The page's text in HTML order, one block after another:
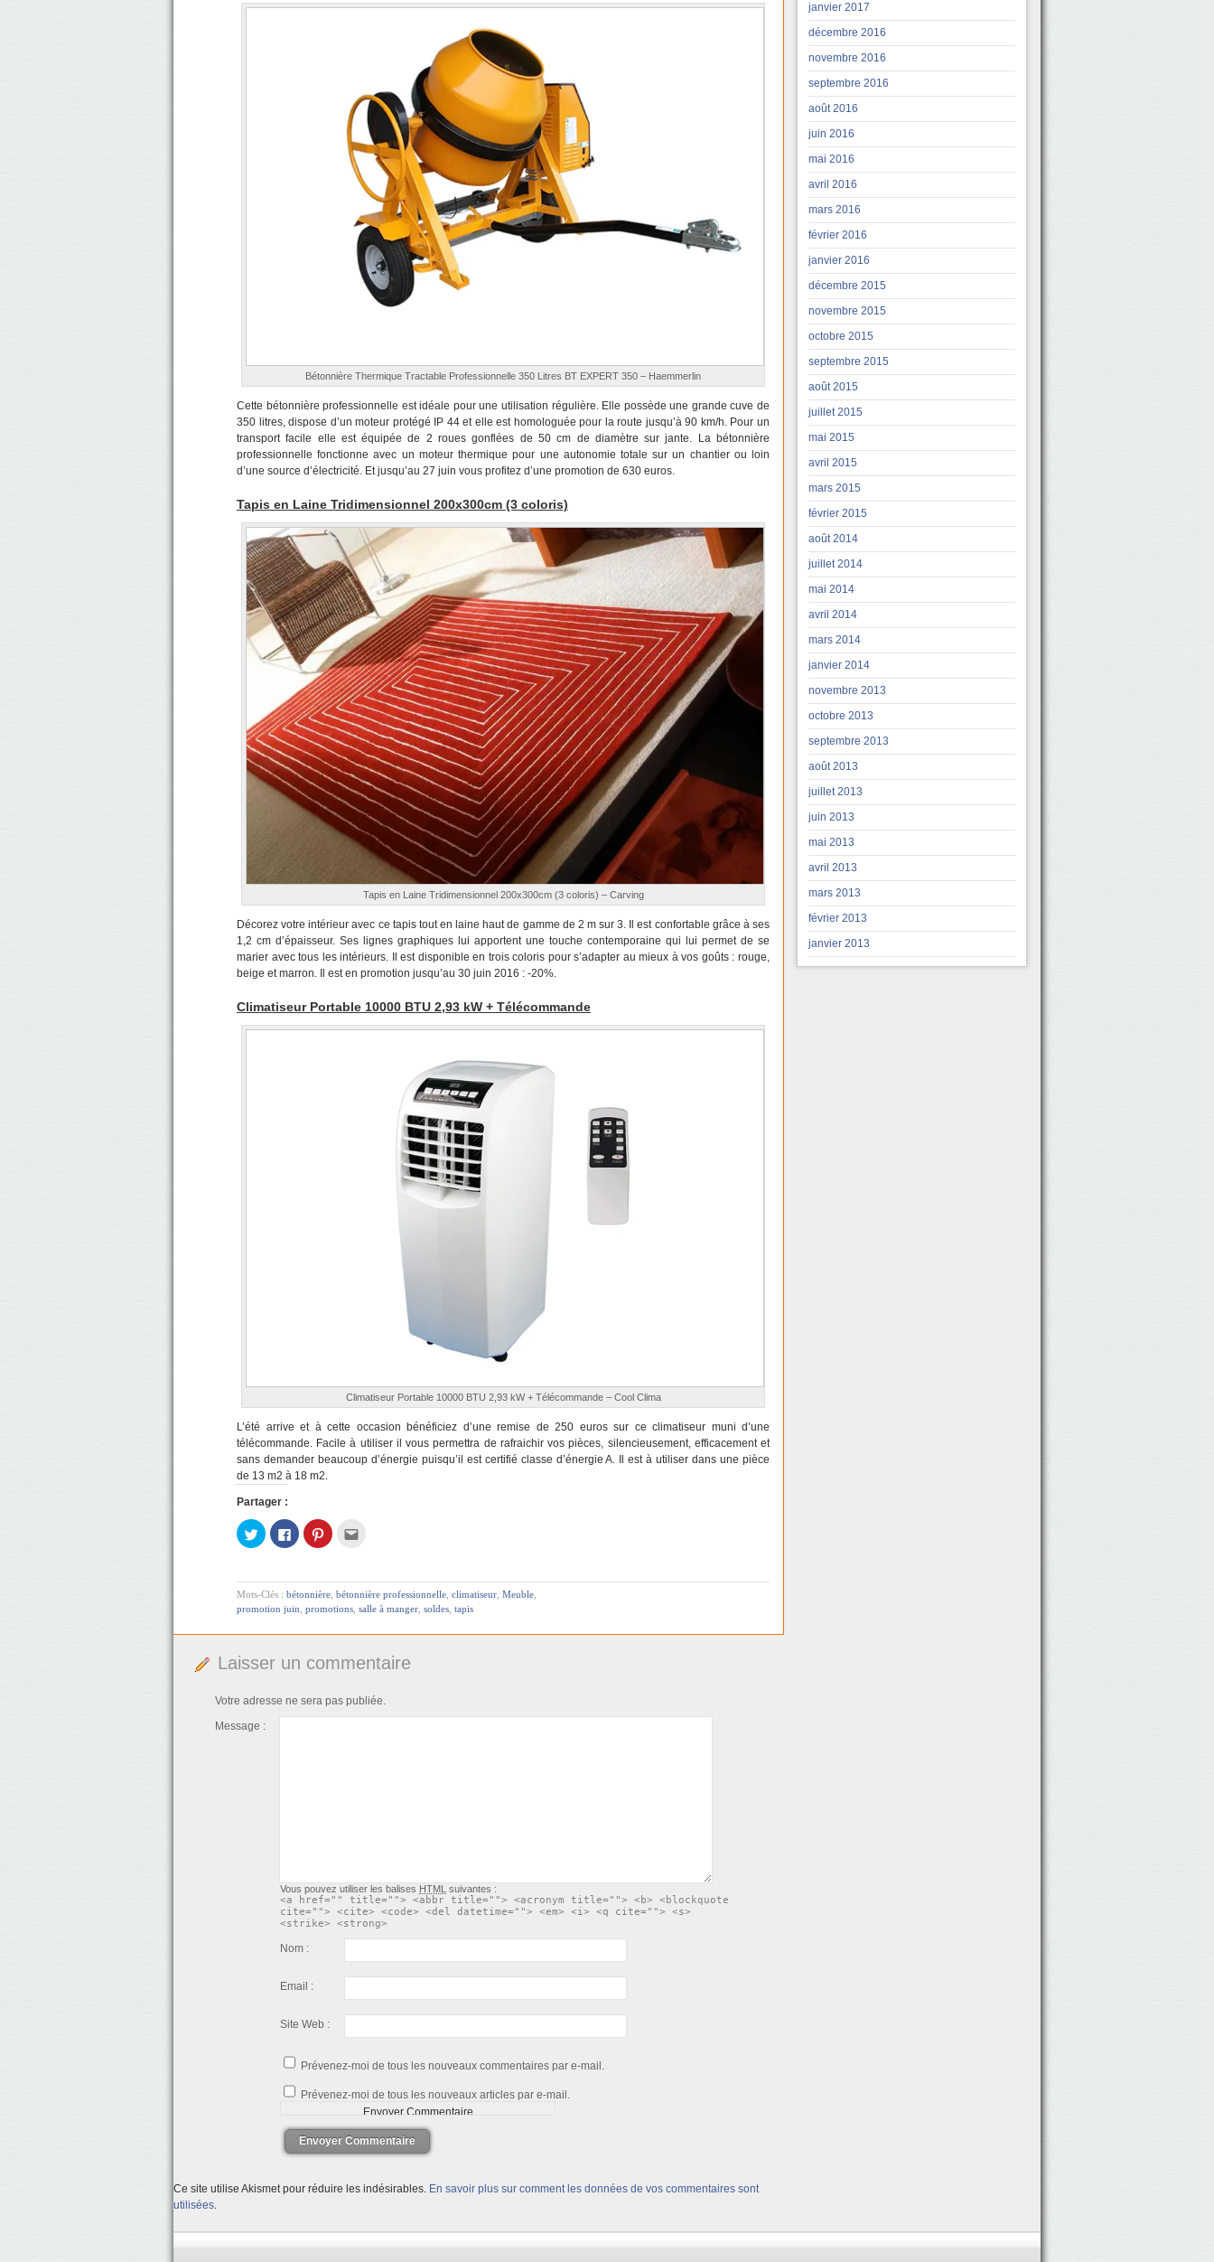
Bétonnière Thermique Tractable Professionnelle 350 Litres BT EXPERT 350 – Haemmerlin
Cette bétonnière professionnelle est idéale pour une utilisation régulière. Elle possède une grande cuve de
350 litres, dispose d’un moteur protégé IP 44 et elle est homologuée pour la route jusqu’à 90 km/h. Pour un
transport facile elle est équipée de 2 roues gonflées de 50 cm de diamètre sur jante. La bétonnière
professionnelle fonctionne avec un moteur thermique pour une autonomie totale sur un chantier ou loin
d’une source d’électricité. Et jusqu’au 27 juin vous profitez d’une promotion de 630 euros.
Tapis en Laine Tridimensionnel 200x300cm (3 coloris)
Tapis en Laine Tridimensionnel 200x300cm (3 coloris) – Carving
Décorez votre intérieur avec ce tapis tout en laine haut de gamme de 2 m sur 3. Il est confortable grâce à ses
1,2 cm d’épaisseur. Ses lignes graphiques lui apportent une touche contemporaine qui lui permet de se
marier avec tous les intérieurs. Il est disponible en trois coloris pour s’adapter au mieux à vos goûts : rouge,
beige et marron. Il est en promotion jusqu’au 30 juin 2016 : -20%.
Climatiseur Portable 10000 BTU 2,93 kW + Télécommande
Climatiseur Portable 10000 BTU 2,93 kW + Télécommande – Cool Clima
L’été arrive et à cette occasion bénéficiez d’une remise de 250 euros sur ce climatiseur muni d’une
télécommande. Facile à utiliser il vous permettra de rafraichir vos pièces, silencieusement, efficacement et
sans demander beaucoup d’énergie puisqu’il est certifié classe d’énergie A. Il est à utiliser dans une pièce
de 13 m2 à 18 m2.
Partager :
Cliquez
pour
partager
dans
une
nouvelle
fenêtre)
Cliquez
pour
partager
dans
une
nouvelle
fenêtre)
Cliquez
pour
dans
une
nouvelle
fenêtre)
mail
à
un
ami(ouvre
une
fenêtre)
Mots-Clés : bétonnière bétonnière professionnelle climatiseur Meuble
promotion juin promotions salle à manger soldes tapis
Laisser un commentaire
Votre adresse ne sera pas publiée.
Message :
Vous pouvez utiliser les balises HTML suivantes :
<a href="" title=""> <abbr title=""> <acronym title=""> <b> <blockquote
cite=""> <cite> <code> <del datetime=""> <em> <i> <q cite=""> <s>
<strike> <strong>
Nom :
Email :
Site Web :
Prévenez-moi de tous les nouveaux commentaires par e-mail.
Prévenez-moi de tous les nouveaux articles par e-mail.
Envoyer Commentaire
Ce site utilise Akismet pour réduire les indésirables. En savoir plus sur comment les données de vos commentaires sont
utilisées.
janvier 2017
décembre 2016
novembre 2016
septembre 2016
août 2016
juin 2016
mai 2016
avril 2016
mars 2016
février 2016
janvier 2016
décembre 2015
novembre 2015
octobre 2015
septembre 2015
août 2015
juillet 2015
mai 2015
avril 2015
mars 2015
février 2015
août 2014
juillet 2014
mai 2014
avril 2014
mars 2014
janvier 2014
novembre 2013
octobre 2013
septembre 2013
août 2013
juillet 2013
juin 2013
mai 2013
avril 2013
mars 2013
février 2013
janvier 2013